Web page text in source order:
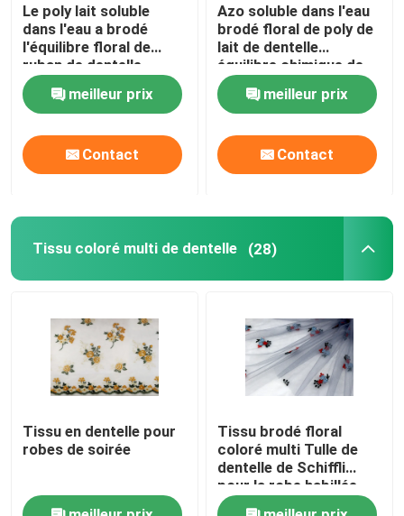
Le poly lait soluble
dans l'eau a brodé
l'équilibre floral de
ruban de dentelle
adapté aux besoins du
client meilleur prix
Contact
Azo soluble dans l'eau
brodé floral de poly de
lait de dentelle
équilibre chimique de
ruban librement
meilleur prix
Contact
Tissu coloré multi de dentelle (28)
Tissu en dentelle pour
robes de soirée
Tissu brodé floral
coloré multi Tulle de
dentelle de Schiffli
pour la robe habillée